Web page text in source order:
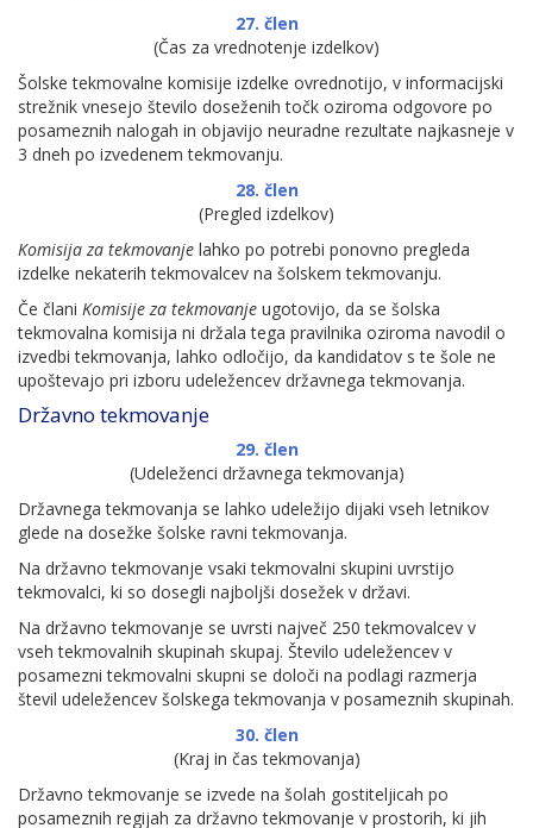
27. člen
(Čas za vrednotenje izdelkov)
Šolske tekmovalne komisije izdelke ovrednotijo, v informacijski
strežnik vnesejo število doseženih točk oziroma odgovore po
posameznih nalogah in objavijo neuradne rezultate najkasneje v
3 dneh po izvedenem tekmovanju.
28. člen
(Pregled izdelkov)
Komisija za tekmovanje lahko po potrebi ponovno pregleda
izdelke nekaterih tekmovalcev na šolskem tekmovanju.
Če člani Komisije za tekmovanje ugotovijo, da se šolska
tekmovalna komisija ni držala tega pravilnika oziroma navodil o
izvedbi tekmovanja, lahko odločijo, da kandidatov s te šole ne
upoštevajo pri izboru udeležencev državnega tekmovanja.
Državno tekmovanje
29. člen
(Udeleženci državnega tekmovanja)
Državnega tekmovanja se lahko udeležijo dijaki vseh letnikov
glede na dosežke šolske ravni tekmovanja.
Na državno tekmovanje vsaki tekmovalni skupini uvrstijo
tekmovalci, ki so dosegli najboljši dosežek v državi.
Na državno tekmovanje se uvrsti največ 250 tekmovalcev v
vseh tekmovalnih skupinah skupaj. Število udeležencev v
posamezni tekmovalni skupni se določi na podlagi razmerja
števil udeležencev šolskega tekmovanja v posameznih skupinah.
30. člen
(Kraj in čas tekmovanja)
Državno tekmovanje se izvede na šolah gostiteljicah po
posameznih regijah za državno tekmovanje v prostorih, ki jih